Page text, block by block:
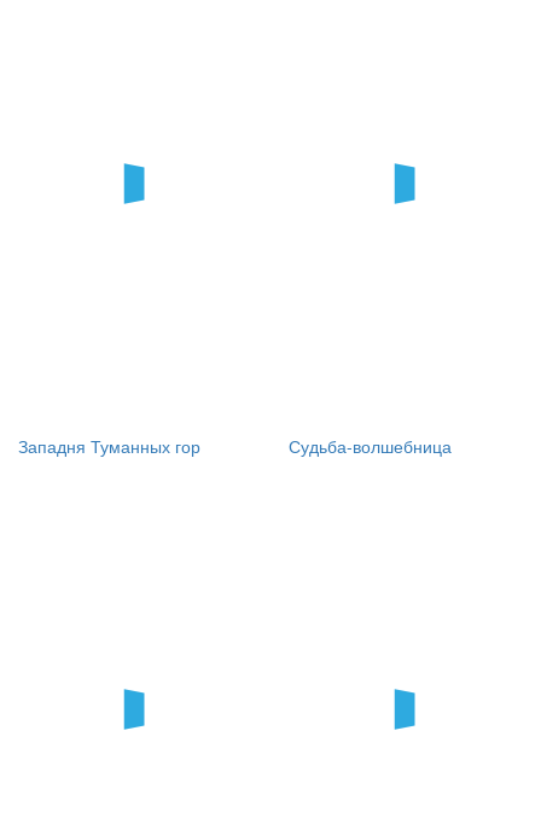
Западня Туманных гор Судьба-волшебница